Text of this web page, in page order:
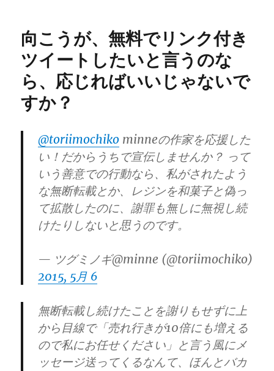
向こうが、無料でリンク付き
ツイートしたいと言うのな
ら、応じればいいじゃないで
すか？
@toriimochiko minneの作家を応援した
い！だからうちで宣伝しませんか？ って
いう善意での行動なら、私がされたよう
な無断転載とか、レジンを和菓子と偽っ
て拡散したのに、謝罪も無しに無視し続
けたりしないと思うのです。
— ツグミノギ@minne (@toriimochiko)
2015, 5月 6
無断転載し続けたことを謝りもせずに上
から目線で「売れ行きが10倍にも増える
ので私にお任せください」と言う風にメ
ッセージ送ってくるなんて、ほんとバカ